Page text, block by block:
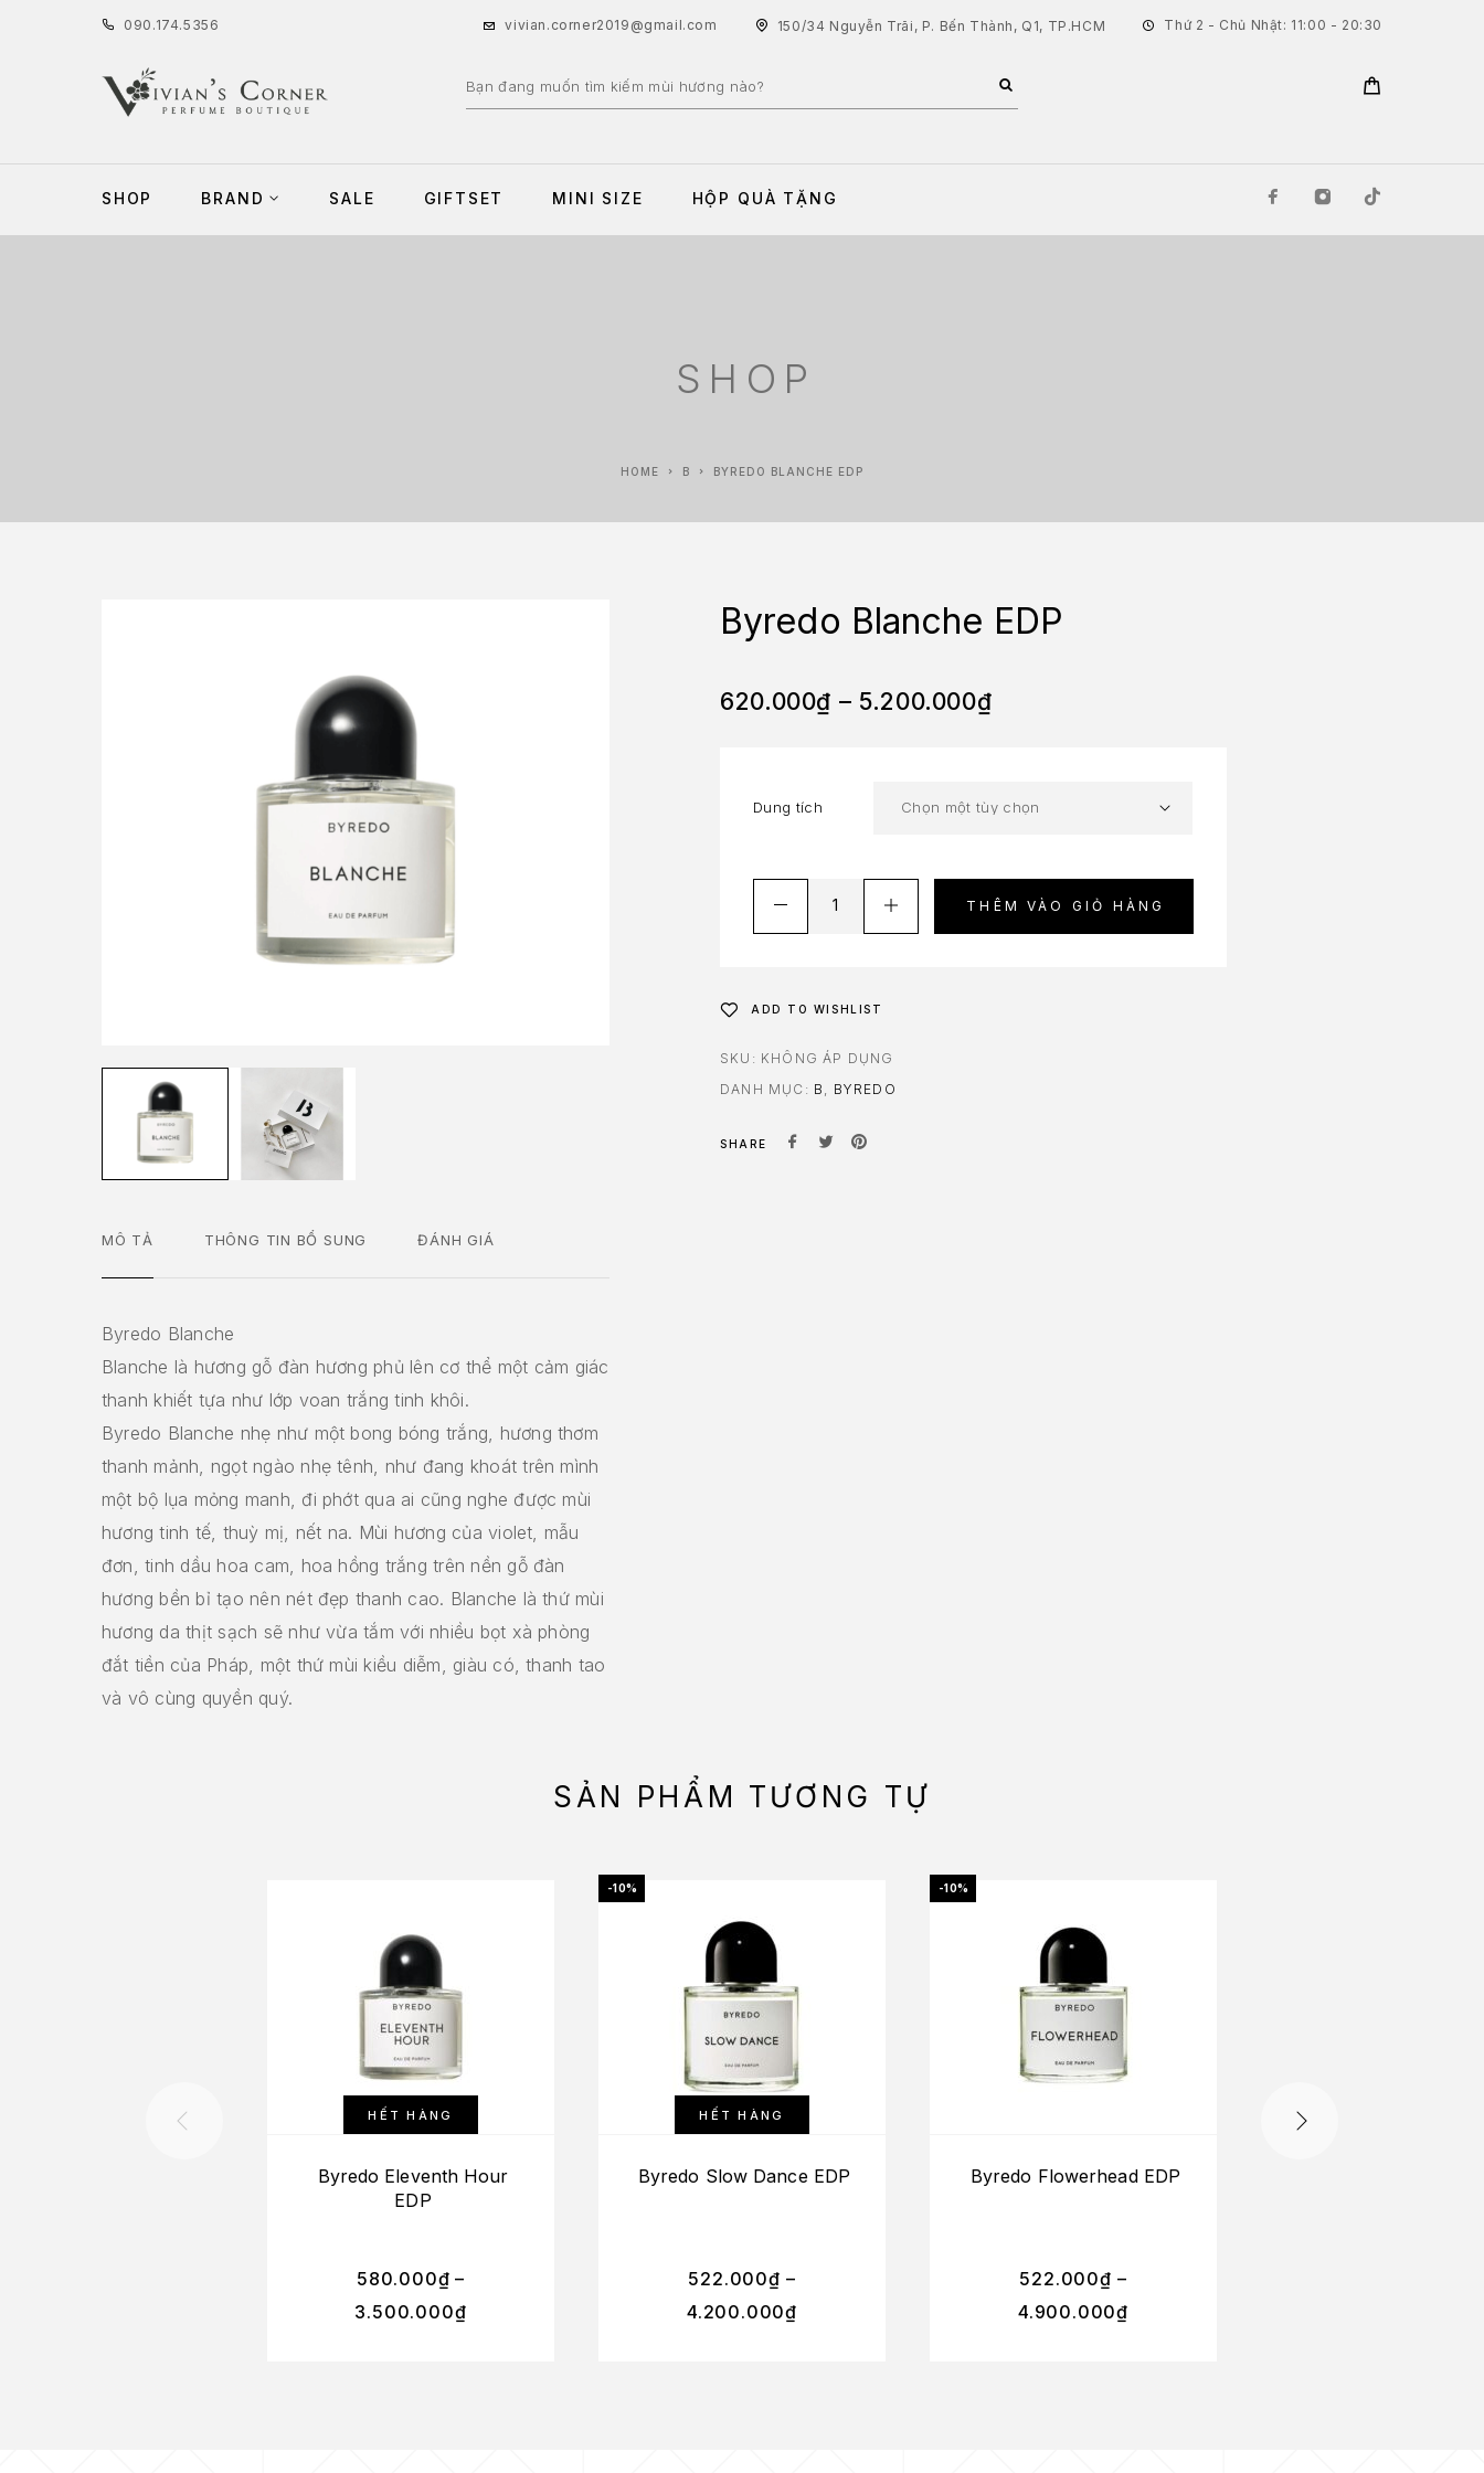
090 .174.5356 vivian.corner2019@gmail.com 150/34 Nguyễn Trãi, P. Bến Thành, Q1, TP.HCM Thứ 2 - Chủ Nhật: 11:00 - 20:30
SHOP BRAND SALE GIFTSET MINI SIZE HỘP QUÀ TẶNG
SHOP
HOME B BYREDO BLANCHE EDP
MÔ TẢ THÔNG TIN BỔ SUNG ĐÁNH GIÁ
Byredo Blanche
Blanche là hương gỗ đàn hương phủ lên cơ thể một cảm giác
thanh khiết tựa như lớp voan trắng tinh khôi.
Byredo Blanche nhẹ như một bong bóng trắng, hương thơm
thanh mảnh, ngọt ngào nhẹ tênh, như đang khoát trên mình
một bộ lụa mỏng manh, đi phớt qua ai cũng nghe được mùi
hương tinh tế, thuỳ mị, nết na. Mùi hương của violet, mẫu
đơn, tinh dầu hoa cam, hoa hồng trắng trên nền gỗ đàn
hương bền bỉ tạo nên nét đẹp thanh cao. Blanche là thứ mùi
hương da thịt sạch sẽ như vừa tắm với nhiều bọt xà phòng
đắt tiền của Pháp, một thứ mùi kiều diễm, giàu có, thanh tao
và vô cùng quyền quý.
Byredo Blanche EDP
620.000₫ – 5.200.000₫
Dung tích
THÊM VÀO GIỎ HÀNG
ADD TO WISHLIST
SKU: KHÔNG ÁP DỤNG
DANH MỤC: B BYREDO
SHARE
SẢN PHẨM TƯƠNG TỰ
HẾT HÀNG
Byredo Eleventh Hour
EDP
580.000₫ –
3.500.000₫
-10%
HẾT HÀNG
Byredo Slow Dance EDP
522.000₫ –
4.200.000₫
-10%
Byredo Flowerhead EDP
522.000₫ –
4.900.000₫